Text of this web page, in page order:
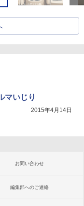
マいじり
2015年4月14日
お問い合わせ
編集部へのご連絡